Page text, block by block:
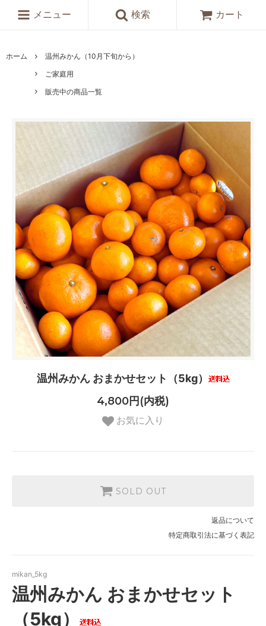
メニュー 検索 カート
ホーム
温州みかん（10月下旬から）
ご家庭用
販売中の商品一覧
温州みかん おまかせセット（5kg）
4,800円(内税)
お気に入り
SOLD OUT
返品について
特定商取引法に基づく表記
mikan_5kg
温州みかん おまかせセット
（5kg）